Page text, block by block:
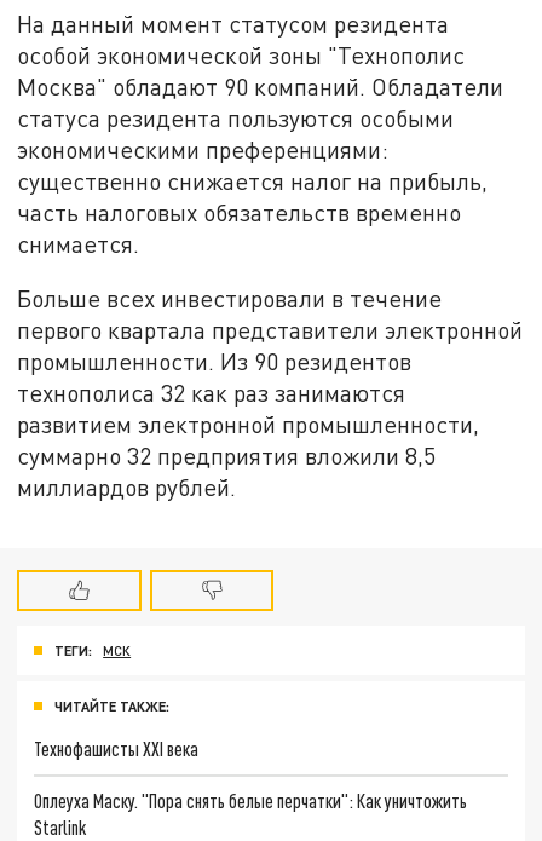
На данный момент статусом резидента
особой экономической зоны "Технополис
Москва" обладают 90 компаний. Обладатели
статуса резидента пользуются особыми
экономическими преференциями:
существенно снижается налог на прибыль,
часть налоговых обязательств временно
снимается.
Больше всех инвестировали в течение
первого квартала представители электронной
промышленности. Из 90 резидентов
технополиса 32 как раз занимаются
развитием электронной промышленности,
суммарно 32 предприятия вложили 8,5
миллиардов рублей.
ТЕГИ: МСК
ЧИТАЙТЕ ТАКЖЕ:
Технофашисты XXI века
Оплеуха Маску. "Пора снять белые перчатки": Как уничтожить
Starlink